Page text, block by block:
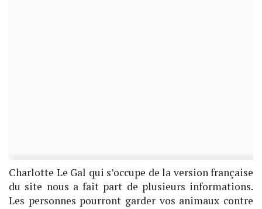
Charlotte Le Gal qui s’occupe de la version française
du site nous a fait part de plusieurs informations.
Les personnes pourront garder vos animaux contre